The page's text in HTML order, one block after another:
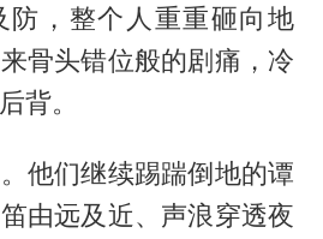
防，整个人重重砸向地
骨头错位般的剧痛，冷
背。
他们继续踢踹倒地的谭
由远及近、声浪穿透夜